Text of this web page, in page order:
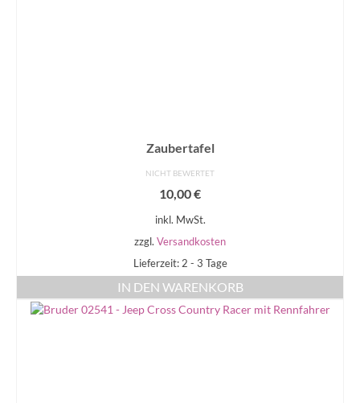
Zaubertafel
NICHT BEWERTET
10,00€
inkl. MwSt.
zzgl. Versandkosten
Lieferzeit: 2 - 3 Tage
IN DEN WARENKORB